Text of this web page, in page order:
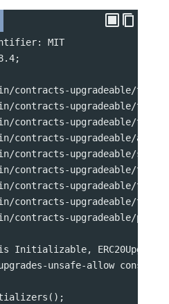
MIT
contracts-upgradeable/token/
contracts-upgradeable/
contracts-upgradeable/token/
contracts-upgradeable/
contracts-upgradeable/
contracts-upgradeable/
contracts-upgradeable/token/
contracts-upgradeable/
contracts-upgradeable/
unsafe-allow